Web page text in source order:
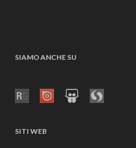
SIAMO ANCHE SU
SITI WEB